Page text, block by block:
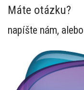
Máte otázku?
napíšte nám,